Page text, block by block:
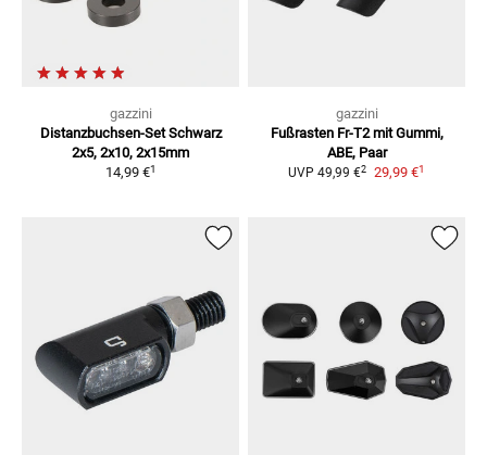
gazzini
Distanzbuchsen-Set Schwarz
2x5, 2x10, 2x15mm
14,99 €1
gazzini
Fußrasten Fr-T2 mit Gummi,
ABE, Paar
UVP 49,99 €2 29,99 €1